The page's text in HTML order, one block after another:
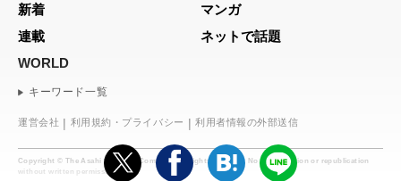
Copyright © The Asahi Shimbun Company. All rights reserved. No reproduction or republication
without written permission.
新着
マンガ
連載
ネットで話題
WORLD
キーワード一覧
運営会社 利用規約・プライバシー 利用者情報の外部送信